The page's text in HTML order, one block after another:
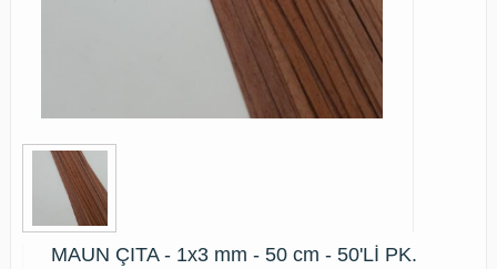
MAUN ÇITA - 1x3 mm - 50 cm - 50'Lİ PK.